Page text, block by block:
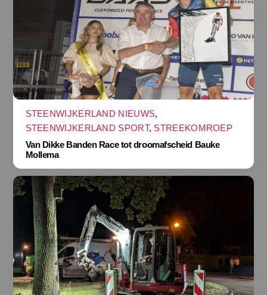
STEENWIJKERLAND NIEUWS,
STEENWIJKERLAND SPORT, STREEKOMROEP
Van Dikke Banden Race tot droomafscheid Bauke
Mollema